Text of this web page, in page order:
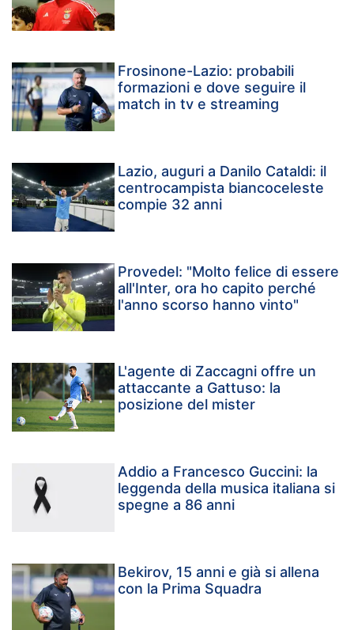
Frosinone-Lazio: probabili
formazioni e dove seguire il
match in tv e streaming
Lazio, auguri a Danilo Cataldi: il
centrocampista biancoceleste
compie 32 anni
Provedel: "Molto felice di essere
all'Inter, ora ho capito perché
l'anno scorso hanno vinto"
L'agente di Zaccagni offre un
attaccante a Gattuso: la
posizione del mister
Addio a Francesco Guccini: la
leggenda della musica italiana si
spegne a 86 anni
Bekirov, 15 anni e già si allena
con la Prima Squadra